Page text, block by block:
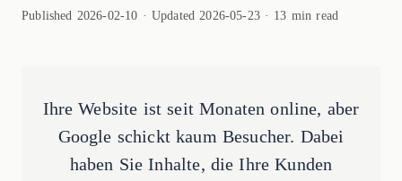
Published 2026-02-10 · Updated 2026-05-23 · 13 min read
Ihre Website ist seit Monaten online, aber
Google schickt kaum Besucher. Dabei
haben Sie Inhalte, die Ihre Kunden